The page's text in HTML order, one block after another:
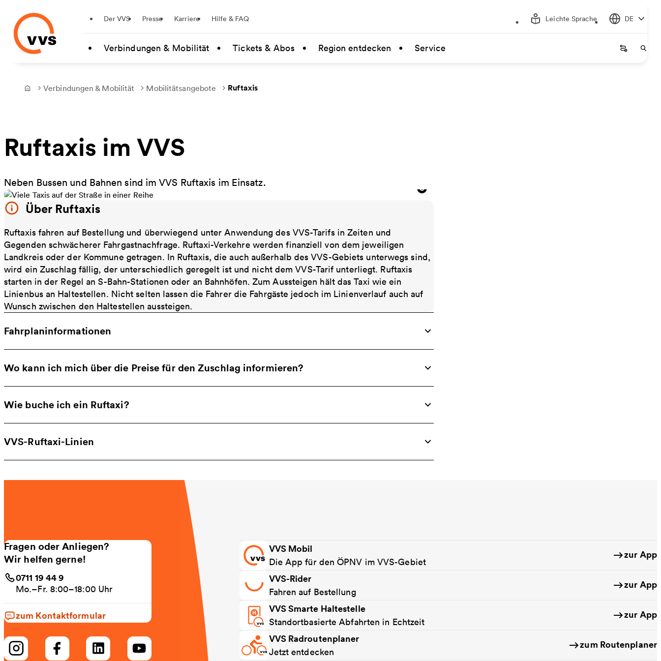
Zum Hauptinhalt springen
Der VVS Presse Karriere Hilfe & FAQ Leichte Sprache DE
Verbindungen & Mobilität Tickets & Abos Region entdecken Service Startseite
Frontpage
Verbindungen & Mobilität Mobilitätsangebote Ruftaxis
Ruftaxis im VVS
Neben Bussen und Bahnen sind im VVS Ruftaxis im Einsatz.
Über Ruftaxis
Ruftaxis fahren auf Bestellung und überwiegend unter Anwendung des VVS-Tarifs in Zeiten und
Gegenden schwächerer Fahrgastnachfrage. Ruftaxi-Verkehre werden finanziell von dem jeweiligen
Landkreis oder der Kommune getragen. In Ruftaxis, die auch außerhalb des VVS-Gebiets unterwegs sind,
wird ein Zuschlag fällig, der unterschiedlich geregelt ist und nicht dem VVS-Tarif unterliegt. Ruftaxis
starten in der Regel an S-Bahn-Stationen oder an Bahnhöfen. Zum Aussteigen hält das Taxi wie ein
Linienbus an Haltestellen. Nicht selten lassen die Fahrer die Fahrgäste jedoch im Linienverlauf auch auf
Wunsch zwischen den Haltestellen aussteigen.
Fahrplaninformationen
Wo kann ich mich über die Preise für den Zuschlag informieren?
Wie buche ich ein Ruftaxi?
VVS-Ruftaxi-Linien
Fragen oder Anliegen?
Wir helfen gerne!
0711 19 44 9
Mo.–Fr. 8:00–18:00 Uhr
zum Kontaktformular
VVS Mobil
Die App für den ÖPNV im VVS-Gebiet
zur App
VVS-Rider
Fahren auf Bestellung
zur App
VVS Smarte Haltestelle
Standortbasierte Abfahrten in Echtzeit
zur App
VVS Radroutenplaner
Jetzt entdecken
zum Routenplaner